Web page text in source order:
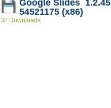
Google Slides
54521175 (x86)
32 Downloads